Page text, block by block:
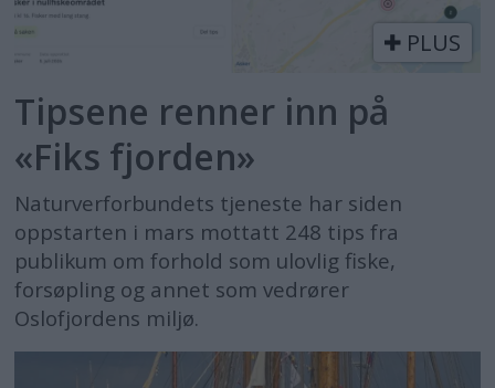
PLUS
Tipsene renner inn på
«Fiks fjorden»
Naturverforbundets tjeneste har siden
oppstarten i mars mottatt 248 tips fra
publikum om forhold som ulovlig fiske,
forsøpling og annet som vedrører
Oslofjordens miljø.